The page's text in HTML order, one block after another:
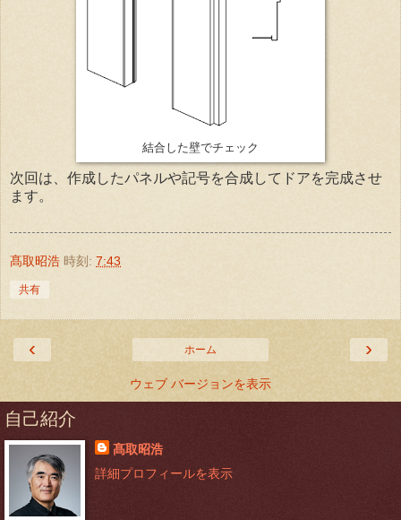
結合した壁でチェック
次回は、作成したパネルや記号を合成してドアを完成させ
ます。
髙取昭浩 時刻: 7:43
共有
‹ ›
ホーム
ウェブ バージョンを表示
自己紹介
髙取昭浩
詳細プロフィールを表示